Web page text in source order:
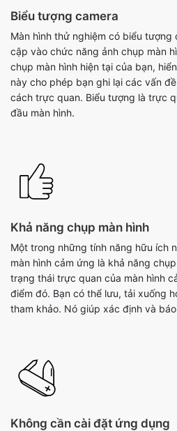
Biểu tượng camera
Màn hình thử nghiệm có biểu
cập vào chức năng ảnh chụp màn
chụp màn hình hiện tại của bạn,
này cho phép bạn ghi lại các vấn
cách trực quan. Biểu tượng là trực
đầu màn hình.
Khả năng chụp màn hình
Một trong những tính năng hữu ích
màn hình cảm ứng là khả năng
trạng thái trực quan của màn hình
điểm đó. Bạn có thể lưu, tải xuống
tham khảo. Nó giúp xác định và
Không cần cài đặt ứng dụng